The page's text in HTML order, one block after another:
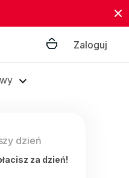
Zaloguj
dzień
za dzień!